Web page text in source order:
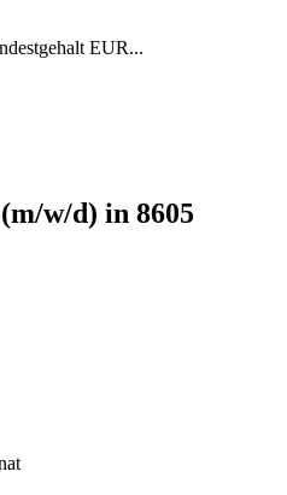
EUR...
w/d) in 8605